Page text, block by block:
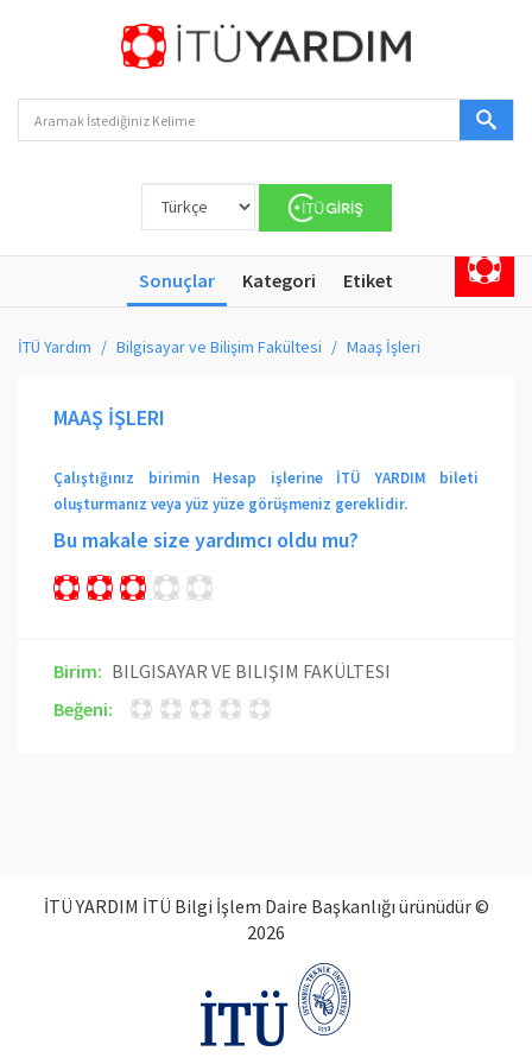
Sonuçlar Kategori Etiket
İTÜ Yardım Bilgisayar ve Bilişim Fakültesi Maaş İşleri
MAAŞ İŞLERI
Çalıştığınız birimin Hesap işlerine İTÜ YARDIM bileti
oluşturmanız veya yüz yüze görüşmeniz gereklidir.
Bu makale size yardımcı oldu mu?
Birim: BILGISAYAR VE BILIŞIM FAKÜLTESI
Beğeni:
İTÜ YARDIM İTÜ Bilgi İşlem Daire Başkanlığı ürünüdür ©
2026